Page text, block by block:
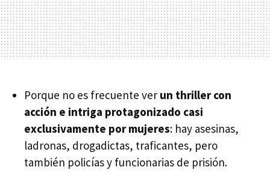
Porque no es frecuente ver un thriller con
acción e intriga protagonizado casi
exclusivamente por mujeres: hay asesinas,
ladronas, drogadictas, traficantes, pero
también policías y funcionarias de prisión.